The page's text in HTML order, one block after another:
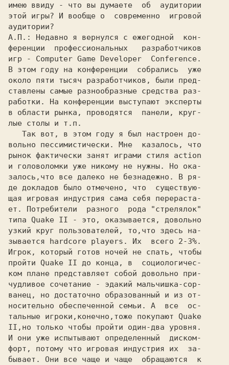
имею ввиду - что вы думаете  об  аудитории
этой игры? И вообще о  современно  игровой
А.П.: Недавно я вернулся с ежегодной  кон-
ференции  профессиональных   разработчиков
игр - Computer Game Developer  Conference.
В этом году на конференции  собрались  уже
около пяти тысяч разработчиков, были пред-
ставлены самые разнообразные средства раз-
работки. На конференции выступают эксперты
в области рынка, проводятся  панели, круг-
лые столы и т.п.
вольно пессимистически. Мне  казалось, что
рынок фактически занят играми стиля action
и головоломки уже никому не нужны. Но ока-
залось,что все далеко не безнадежно. В ря-
де докладов было отмечено, что  существую-
щая игровая индустрия сама себя перераста-
ет. Потребители  разного  рода "стрелялок"
типа Quake II
- это, оказывается, довольно
узкий круг пользователей, то,что здесь на-
зывается hardcore players. Их  всего 2-3%.
Игрок, который готов ночей не спать, чтобы
пройти Quake II до конца, в  социологичес-
ком плане представляет собой довольно при-
чудливое сочетание - эдакий мальчишка-сор-
ванец, но достаточно образованный и из от-
носительно обеспеченной семьи. А  все  ос-
тальные игроки,конечно,тоже покупают Quake
II, но только чтобы пройти один-два уровня.
И они уже испытывают определенный  диском-
форт, потому что игровая индустрия их  за-
бывает. Они все чаще и чаще  обращаются  к